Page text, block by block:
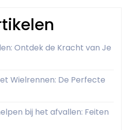
Ontdek de Kracht van Je
Wielrennen: De Perfecte
bij het afvallen: Feiten